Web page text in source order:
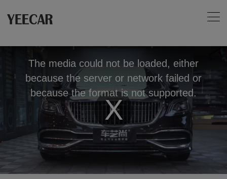
Play
Video
The media could not be loaded, either
because the server or network failed or
because the format is not supported.